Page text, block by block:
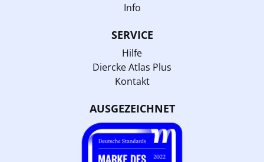
Info
SERVICE
Hilfe
Diercke Atlas Plus
Kontakt
AUSGEZEICHNET